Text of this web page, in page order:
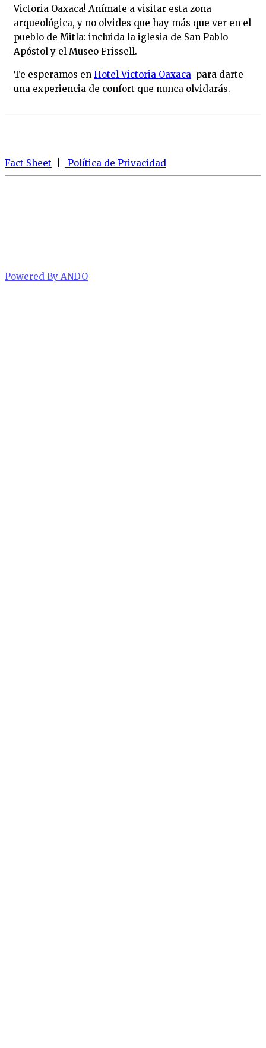
Victoria Oaxaca! Anímate a visitar esta zona
arqueológica, y no olvides que hay más que ver en el
pueblo de Mitla: incluida la iglesia de San Pablo
Apóstol y el Museo Frissell.
Te esperamos en Hotel Victoria Oaxaca para darte
una experiencia de confort que nunca olvidarás.
Fact Sheet Política de Privacidad
Powered By ANDO